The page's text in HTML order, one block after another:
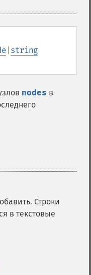
string
nodes в
Строки
в текстовые